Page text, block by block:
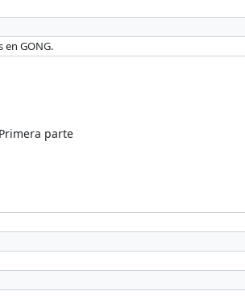
GONG.
parte